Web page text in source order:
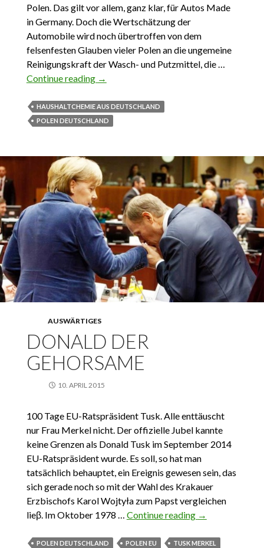
Polen. Das gilt vor allem, ganz klar, für Autos Made
in Germany. Doch die Wertschätzung der
Automobile wird noch übertroffen von dem
felsenfesten Glauben vieler Polen an die ungemeine
Reinigungskraft der Wasch- und Putzmittel, die …
Continue reading Weiss, weisser, deutsch
→
HAUSHALTCHEMIE AUS DEUTSCHLAND
POLEN DEUTSCHLAND
AUSWÄRTIGES
DONALD DER
GEHORSAME
10. APRIL 2015
100 Tage EU-Ratspräsident Tusk. Alle enttäuscht
nur Frau Merkel nicht. Der offizielle Jubel kannte
keine Grenzen als Donald Tusk im September 2014
EU-Ratspräsident wurde. Es soll, so hat man
tatsächlich behauptet, ein Ereignis gewesen sein, das
sich gerade noch so mit der Wahl des Krakauer
Erzbischofs Karol Wojtyła zum Papst vergleichen
lieβ. Im Oktober 1978 … Continue reading Donald der
→
POLEN DEUTSCHLAND POLEN EU TUSK MERKEL